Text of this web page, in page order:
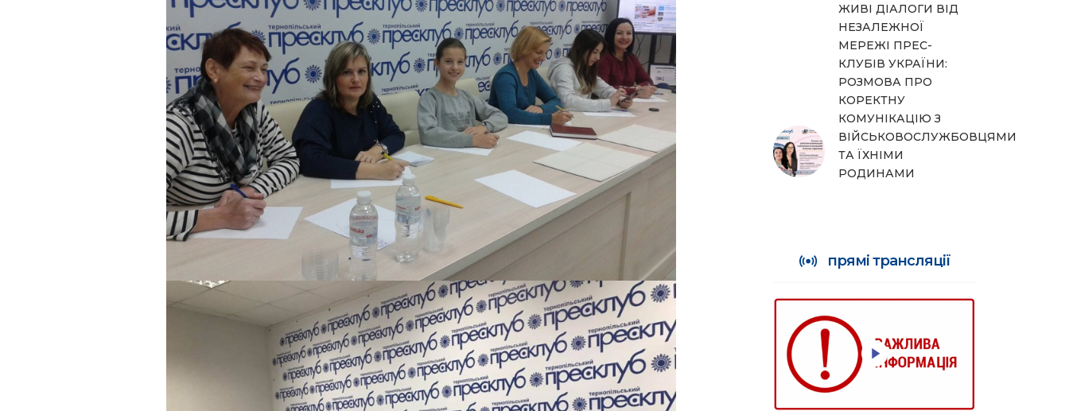
ЖИВІ ДІАЛОГИ ВІД
НЕЗАЛЕЖНОЇ
МЕРЕЖІ ПРЕС-
КЛУБІВ УКРАЇНИ:
РОЗМОВА ПРО
КОРЕКТНУ
КОМУНІКАЦІЮ З
ВІЙСЬКОВОСЛУЖБОВЦЯМИ
ТА ЇХНІМИ
РОДИНАМИ
прямі трансляції